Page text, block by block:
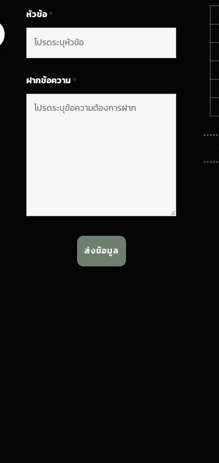
หัวข้อ*
ฝากข้อความ*